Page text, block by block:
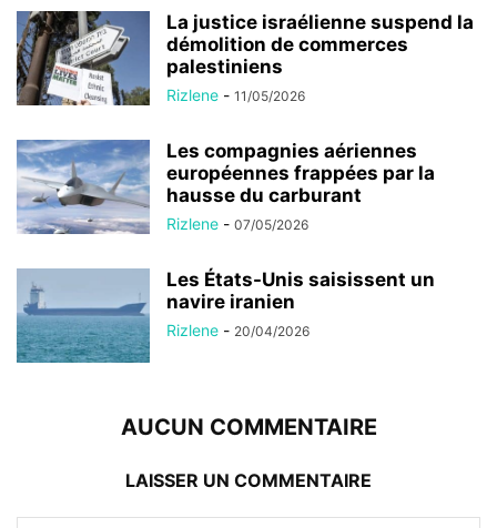
La justice israélienne suspend la
démolition de commerces
palestiniens
Rizlene - 11/05/2026
Les compagnies aériennes
européennes frappées par la
hausse du carburant
Rizlene - 07/05/2026
Les États-Unis saisissent un
navire iranien
Rizlene - 20/04/2026
AUCUN COMMENTAIRE
LAISSER UN COMMENTAIRE